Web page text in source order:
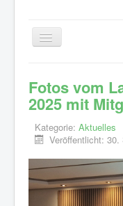
Navigation
an/aus
Aktuelles
Über uns
Mitglieder
Bildungsangebote
Fotos vom
2025 mit
Kategorie: Aktuelles
Veröffentlicht: